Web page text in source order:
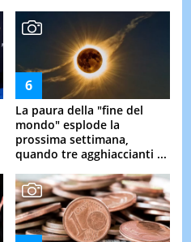
La paura della "fine del
mondo" esplode la
prossima settimana,
quando tre agghiaccianti ...